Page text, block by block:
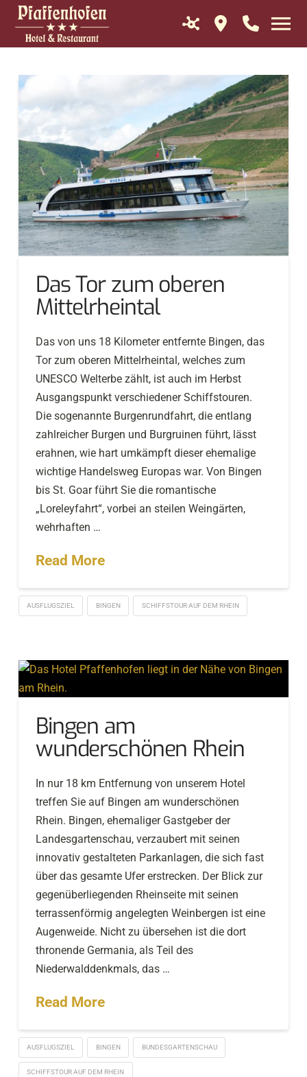
Das Tor zum oberen
Mittelrheintal
Das von uns 18 Kilometer entfernte Bingen, das
Tor zum oberen Mittelrheintal, welches zum
UNESCO Welterbe zählt, ist auch im Herbst
Ausgangspunkt verschiedener Schiffstouren.
Die sogenannte Burgenrundfahrt, die entlang
zahlreicher Burgen und Burgruinen führt, lässt
erahnen, wie hart umkämpft dieser ehemalige
wichtige Handelsweg Europas war. Von Bingen
bis St. Goar führt Sie die romantische
„Loreleyfahrt“, vorbei an steilen Weingärten,
wehrhaften …
Read More
AUSFLUGSZIEL BINGEN SCHIFFSTOUR AUF DEM RHEIN
Bingen am
wunderschönen Rhein
In nur 18 km Entfernung von unserem Hotel
treffen Sie auf Bingen am wunderschönen
Rhein. Bingen, ehemaliger Gastgeber der
Landesgartenschau, verzaubert mit seinen
innovativ gestalteten Parkanlagen, die sich fast
über das gesamte Ufer erstrecken. Der Blick zur
gegenüberliegenden Rheinseite mit seinen
terrassenförmig angelegten Weinbergen ist eine
Augenweide. Nicht zu übersehen ist die dort
thronende Germania, als Teil des
Niederwalddenkmals, das …
Read More
AUSFLUGSZIEL BINGEN BUNDESGARTENSCHAU
SCHIFFSTOUR AUF DEM RHEIN